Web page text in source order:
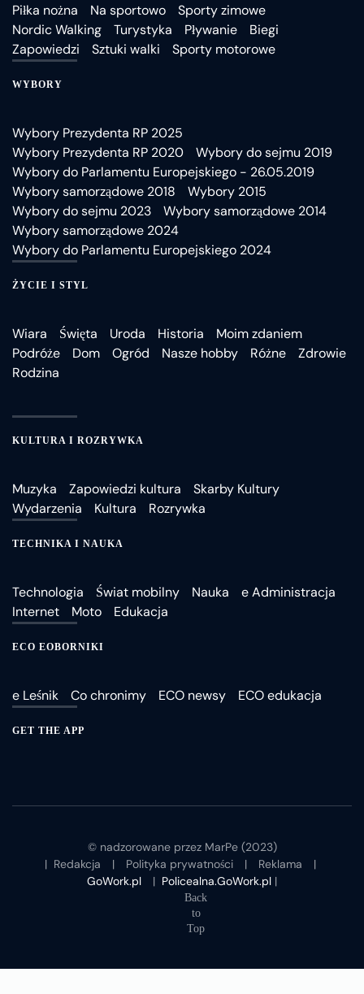
Piłka nożna
Na sportowo
Sporty zimowe
Nordic Walking
Turystyka Pływanie
Biegi
Zapowiedzi
Sztuki walki Sporty motorowe
WYBORY
Wybory Prezydenta RP 2025
Wybory Prezydenta RP 2020
Wybory do sejmu 2019
Wybory do Parlamentu Europejskiego - 26.05.2019
Wybory samorządowe 2018
Wybory 2015
Wybory do sejmu 2023
Wybory samorządowe 2014
Wybory samorządowe 2024
Wybory do Parlamentu Europejskiego 2024
ŻYCIE I STYL
Wiara Święta Uroda Historia
Moim zdaniem
Podróże
Dom Ogród Nasze hobby Różne
Zdrowie
Rodzina
KULTURA I ROZRYWKA
Muzyka Zapowiedzi kultura
Skarby Kultury
Wydarzenia
Kultura Rozrywka
TECHNIKA I NAUKA
Technologia Świat mobilny Nauka
e Administracja
Internet
Moto Edukacja
ECO EOBORNIKI
e Leśnik Co chronimy ECO newsy ECO edukacja
GET THE APP
© nadzorowane przez MarPe (2023)
| Redakcja | Polityka prywatności | Reklama |
GoWork.pl | Policealna.GoWork.pl |
Back
to
Top